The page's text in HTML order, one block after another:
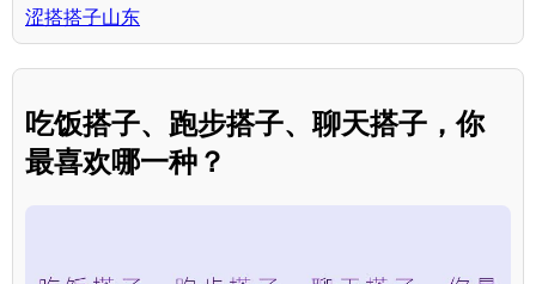
涩搭搭子山东
吃饭搭子、跑步搭子、聊天搭子，你
最喜欢哪一种？